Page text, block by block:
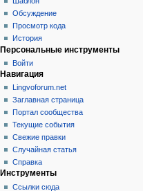
Обсуждение
Просмотр кода
История
Персональные инструменты
Войти
Навигация
Lingvoforum.net
Заглавная страница
Портал сообщества
Текущие события
Свежие правки
Случайная статья
Справка
Инструменты
Ссылки сюда